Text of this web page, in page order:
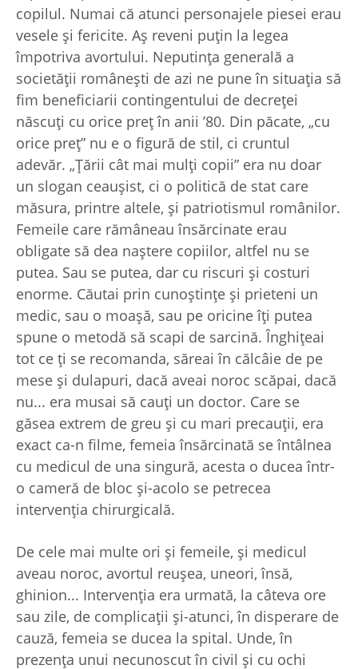
copilul. Numai că atunci personajele piesei erau
vesele şi fericite. Aş reveni puţin la legea
împotriva avortului. Neputinţa generală a
societăţii româneşti de azi ne pune în situaţia să
fim beneficiarii contingentului de decreţei
născuţi cu orice preţ în anii ’80. Din păcate, „cu
orice preţ” nu e o figură de stil, ci cruntul
adevăr. „Ţării cât mai mulţi copii” era nu doar
un slogan ceauşist, ci o politică de stat care
măsura, printre altele, şi patriotismul românilor.
Femeile care rămâneau însărcinate erau
obligate să dea naştere copiilor, altfel nu se
putea. Sau se putea, dar cu riscuri şi costuri
enorme. Căutai prin cunoştinţe şi prieteni un
medic, sau o moaşă, sau pe oricine îţi putea
spune o metodă să scapi de sarcină. Înghiţeai
tot ce ţi se recomanda, săreai în călcâie de pe
mese şi dulapuri, dacă aveai noroc scăpai, dacă
nu... era musai să cauţi un doctor. Care se
găsea extrem de greu şi cu mari precauţii, era
exact ca-n filme, femeia însărcinată se întâlnea
cu medicul de una singură, acesta o ducea într-
o cameră de bloc şi-acolo se petrecea
intervenţia chirurgicală.
De cele mai multe ori şi femeile, şi medicul
aveau noroc, avortul reuşea, uneori, însă,
ghinion... Intervenţia era urmată, la câteva ore
sau zile, de complicaţii şi-atunci, în disperare de
cauză, femeia se ducea la spital. Unde, în
prezenţa unui necunoscut în civil şi cu ochi